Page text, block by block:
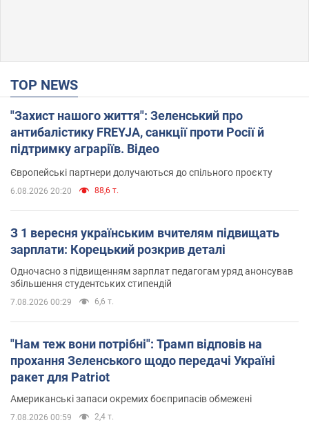
TOP NEWS
"Захист нашого життя": Зеленський про
антибалістику FREYJA, санкції проти Росії й
підтримку аграріїв. Відео
Європейські партнери долучаються до спільного проєкту
6.08.2026 20:20 88,6 т.
З 1 вересня українським вчителям підвищать
зарплати: Корецький розкрив деталі
Одночасно з підвищенням зарплат педагогам уряд анонсував
збільшення студентських стипендій
7.08.2026 00:29 6,6 т.
"Нам теж вони потрібні": Трамп відповів на
прохання Зеленського щодо передачі Україні
ракет для Patriot
Американські запаси окремих боєприпасів обмежені
7.08.2026 00:59 2,4 т.